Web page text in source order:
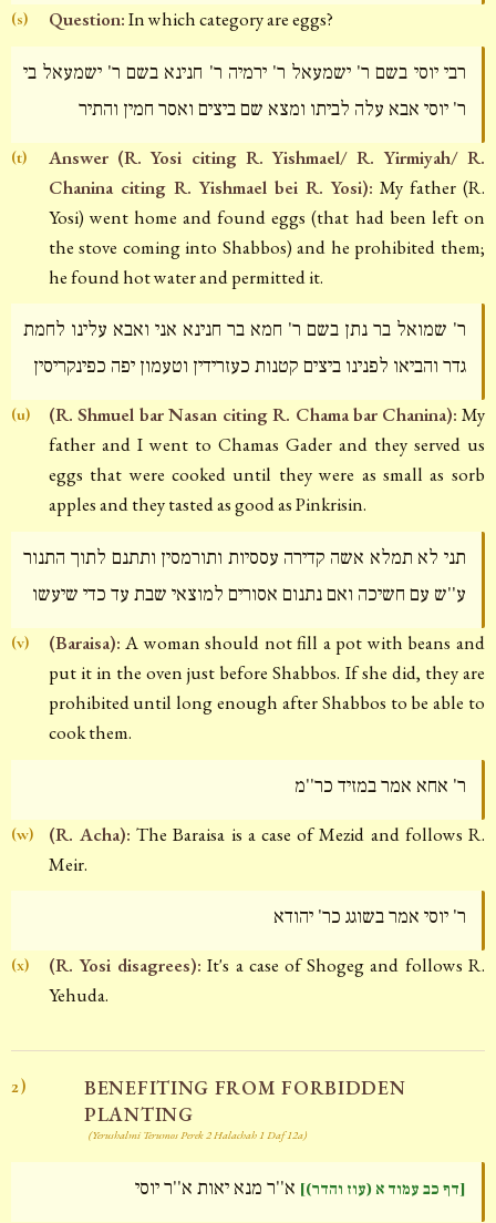
(s) Question:In which category are eggs?
רבי יוסי בשם ר' ישמעאל ר' ירמיה ר' חנינא בשם ר' ישמעאל בי
ר' יוסי אבא עלה לביתו ומצא שם ביצים ואסר חמין והתיר
(t)
Answer (R. Yosi citing R. Yishmael/ R. Yirmiyah/ R.
Chanina citing R. Yishmael bei R. Yosi): My father (R.
Yosi) went home and found eggs (that had been left on
the stove coming into Shabbos) and he prohibited them;
he found hot water and permitted it.
ר' שמואל בר נתן בשם ר' חמא בר חנינא אני ואבא עלינו לחמת
גדר והביאו לפנינו ביצים קטנות כעזרידין וטעמון יפה כפינקריסין
(u) (R. Shmuel bar Nasan citing R. Chama bar Chanina): My
father and I went to Chamas Gader and they served us
eggs that were cooked until they were as small as sorb
apples and they tasted as good as Pinkrisin.
תני לא תמלא אשה קדירה עססיות ותורמסין ותתנם לתוך התנור
ע''ש עם חשיכה ואם נתנום אסורים למוצאי שבת עד כדי שיעשו
(v) (Baraisa): A woman should not fill a pot with beans and
put it in the oven just before Shabbos. If she did, they are
prohibited until long enough after Shabbos to be able to
cook them.
ר' אחא אמר במזיד כר''מ
(w) (R. Acha): The Baraisa is a case of Mezid and follows R.
Meir.
ר' יוסי אמר בשוגג כר' יהודא
(x) (R. Yosi disagrees): It's a case of Shogeg and follows R.
Yehuda.
2)
BENEFITING FROM FORBIDDEN
PLANTING
(Yerushalmi Terumos Perek 2 Halachah 1 Daf 12a)
[דף כב עמוד א (עוז והדר)] א''ר מנא יאות א''ר יוסי